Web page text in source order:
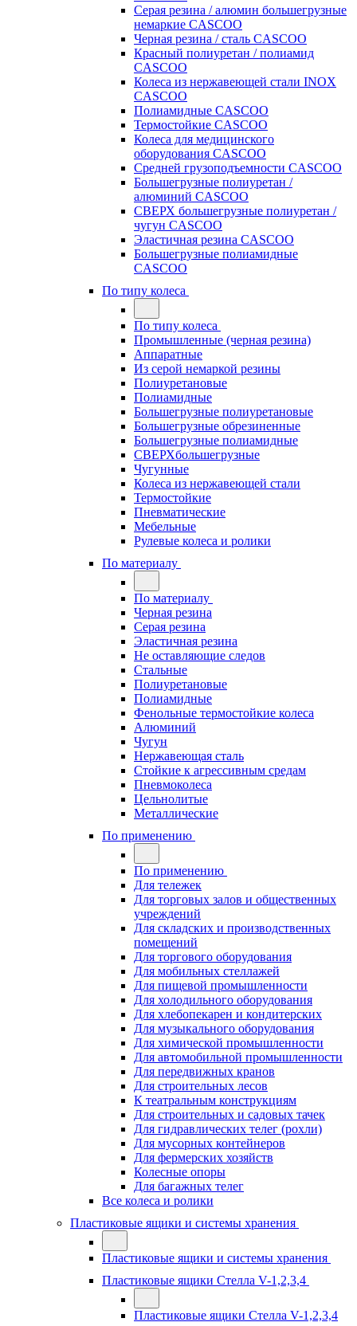
Серая резина / алюмин большегрузные
немаркие CASCOO
Черная резина / сталь CASCOO
Красный полиуретан / полиамид
CASCOO
Колеса из нержавеющей стали INOX
CASCOO
Полиамидные CASCOO
Термостойкие CASCOO
Колеса для медицинского
оборудования CASCOO
Средней грузоподъемности CASCOO
Большегрузные полиуретан /
алюминий CASCOO
СВЕРХ большегрузные полиуретан /
чугун CASCOO
Эластичная резина CASCOO
Большегрузные полиамидные
CASCOO
По типу колеса
По типу колеса
Промышленные (черная резина)
Аппаратные
Из серой немаркой резины
Полиуретановые
Полиамидные
Большегрузные полиуретановые
Большегрузные обрезиненные
Большегрузные полиамидные
СВЕРХбольшегрузные
Чугунные
Колеса из нержавеющей стали
Термостойкие
Пневматические
Мебельные
Рулевые колеса и ролики
По материалу
По материалу
Черная резина
Серая резина
Эластичная резина
Не оставляющие следов
Стальные
Полиуретановые
Полиамидные
Фенольные термостойкие колеса
Алюминий
Чугун
Нержавеющая сталь
Стойкие к агрессивным средам
Пневмоколеса
Цельнолитые
Металлические
По применению
По применению
Для тележек
Для торговых залов и общественных
учреждений
Для складских и производственных
помещений
Для торгового оборудования
Для мобильных стеллажей
Для пищевой промышленности
Для холодильного оборудования
Для хлебопекарен и кондитерских
Для музыкального оборудования
Для химической промышленности
Для автомобильной промышленности
Для передвижных кранов
Для строительных лесов
К театральным конструкциям
Для строительных и садовых тачек
Для гидравлических телег (рохли)
Для мусорных контейнеров
Для фермерских хозяйств
Колесные опоры
Для багажных телег
Все колеса и ролики
Пластиковые ящики и системы хранения
Пластиковые ящики и системы хранения
Пластиковые ящики Стелла V-1,2,3,4
Пластиковые ящики Стелла V-1,2,3,4